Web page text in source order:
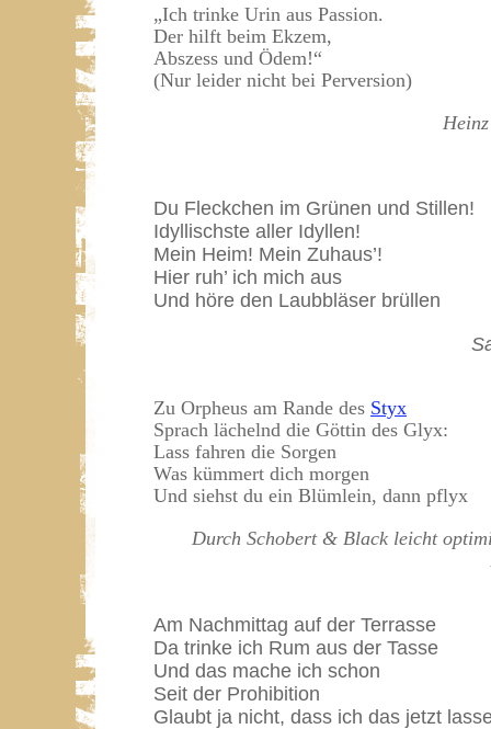
„Ich trinke Urin aus Passion.
Der hilft beim Ekzem,
Abszess und Ödem!“
(Nur leider nicht bei Perversion)
Du Fleckchen im Grünen und Stillen!
Idyllischste aller Idyllen!
Mein Heim! Mein Zuhaus’!
Hier ruh’ ich mich aus
Und höre den Laubbläser brüllen
Zu Orpheus am Rande des Styx
Sprach lächelnd die Göttin des Glyx:
Lass fahren die Sorgen
Was kümmert dich morgen
Und siehst du ein Blümlein, dann pflyx
Durch Schobert & Black leicht
Am Nachmittag auf der Terrasse
Da trinke ich Rum aus der Tasse
Und das mache ich schon
Seit der Prohibition
Glaubt ja nicht, dass ich das jetzt